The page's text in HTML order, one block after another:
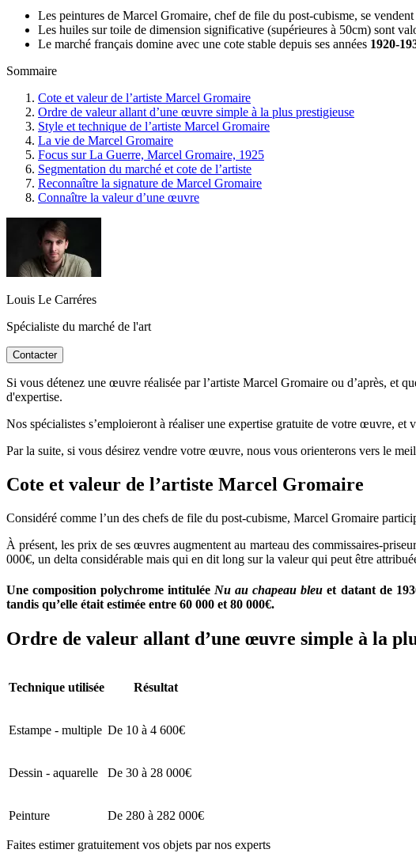
Les peintures de Marcel Gromaire, chef de file du post-cubisme, se vendent
Les huiles sur toile de dimension significative (supérieures à 50cm) sont
Le marché français domine avec une cote stable depuis ses années 1920-
Sommaire
Cote et valeur de l’artiste Marcel Gromaire
Ordre de valeur allant d’une œuvre simple à la plus prestigieuse
Style et technique de l’artiste Marcel Gromaire
La vie de Marcel Gromaire
Focus sur La Guerre, Marcel Gromaire, 1925
Segmentation du marché et cote de l’artiste
Reconnaître la signature de Marcel Gromaire
Connaître la valeur d’une œuvre
Louis Le Carréres
Spécialiste du marché de l'art
Contacter
Si vous détenez une œuvre réalisée par l’artiste Marcel Gromaire ou d’après, et
d'expertise.
Nos spécialistes s’emploieront à réaliser une expertise gratuite de votre œuvre,
Par la suite, si vous désirez vendre votre œuvre, nous vous orienterons vers le
Cote et valeur de l’artiste Marcel Gromaire
Considéré comme l’un des chefs de file du post-cubisme, Marcel Gromaire
À présent, les prix de ses œuvres augmentent au marteau des commissaires-
000€, un delta considérable mais qui en dit long sur la valeur qui peut être
Une composition polychrome intitulée Nu au chapeau bleu et datant de
tandis qu’elle était estimée entre 60 000 et 80 000€.
Ordre de valeur allant d’une œuvre simple à la
Technique utilisée Résultat
Estampe - multiple De 10 à 4 600€
Dessin - aquarelle De 30 à 28 000€
Peinture De 280 à 282 000€
Faites estimer gratuitement vos objets par nos experts